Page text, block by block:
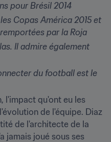
pour Brésil 2014
Copas América 2015 et
par la Roja
Il admire également
du football est le
l'impact qu'ont eu les
de l'équipe. Diaz
de l'architecte de la
jamais joué sous ses